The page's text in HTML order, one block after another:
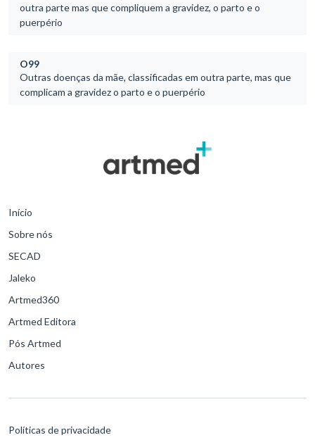
outra parte mas que compliquem a gravidez, o parto e o
puerpério
O99
Outras doenças da mãe, classificadas em outra parte, mas que
complicam a gravidez o parto e o puerpério
Início
Sobre nós
SECAD
Jaleko
Artmed360
Artmed Editora
Pós Artmed
Autores
Políticas de privacidade